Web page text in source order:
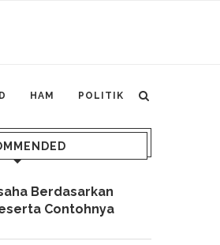
HAM POLITIK
Berdasarkan
Contohnya